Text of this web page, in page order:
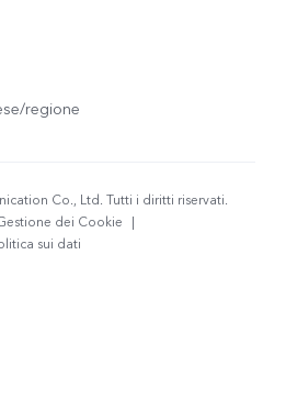
regione
Co., Ltd. Tutti i diritti riservati.
dei Cookie
|
sui dati